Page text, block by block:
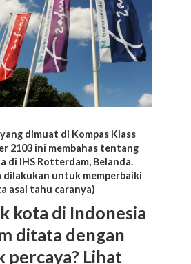
dimuat di Kompas Klass
2103 ini membahas tentang
di IHS Rotterdam, Belanda.
dilakukan untuk memperbaiki
asal tahu caranya)
kota di Indonesia
ditata dengan
percaya? Lihat